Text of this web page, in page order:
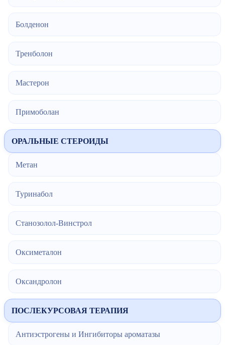
Болденон
Тренболон
Мастерон
Примоболан
ОРАЛЬНЫЕ СТЕРОИДЫ
Метан
Туринабол
Станозолол-Винстрол
Оксиметалон
Оксандролон
ПОСЛЕКУРСОВАЯ ТЕРАПИЯ
Антиэстрогены и Ингибиторы ароматазы